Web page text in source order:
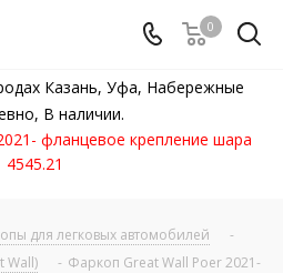
0
Казань, Уфа, Набережные
В наличии.
фланцевое крепление шара
4545.21
для легковых автомобилей
-
Wall)
- Фаркоп Great Wall Poer 2021-